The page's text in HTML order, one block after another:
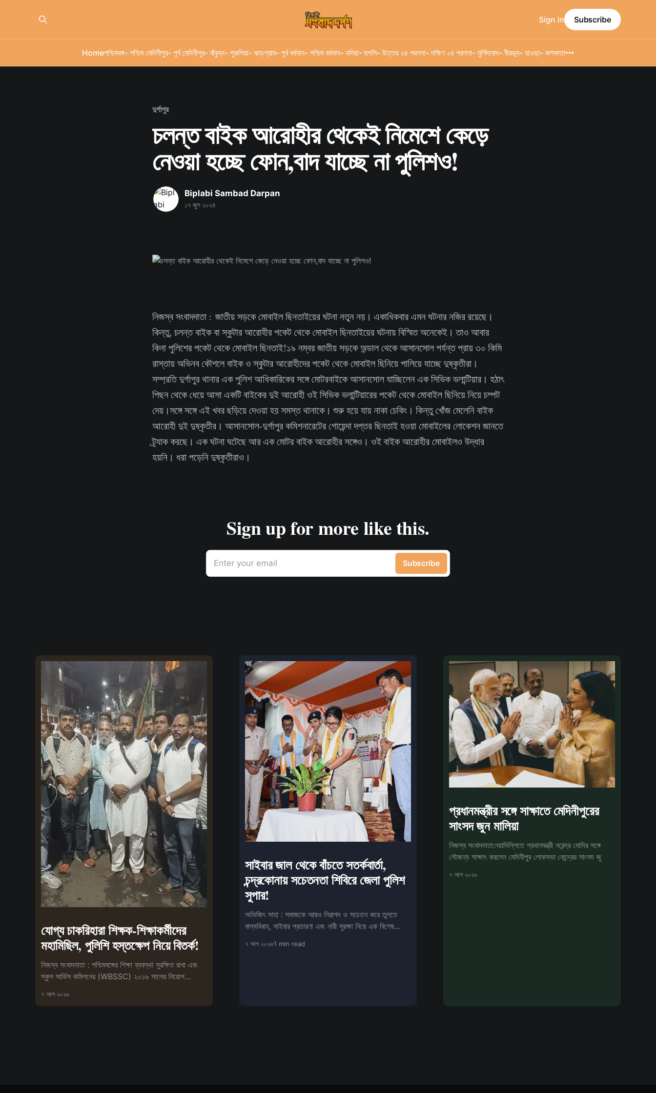
Homeপশ্চিমবঙ্গ- পশ্চিম মেদিনীপুর- পূর্ব মেদিনীপুর- বাঁকুড়া- পুরুলিয়া- ঝাড়গ্রাম- পূর্ব বর্ধমান- পশ্চিম বর্ধমান- নদিয়া- হুগলি- উত্তর ২৪ পরগনা- দক্ষিণ ২৪ পরগনা- মুর্শিদাবাদ- বীরভূম- হাওড়া- কলকাতা
Sign in Subscribe
দুর্গাপুর
চলন্ত বাইক আরোহীর থেকেই নিমেশে কেড়ে
নেওয়া হচ্ছে ফোন,বাদ যাচ্ছে না পুলিশও!
Biplabi Sambad Darpan
১৭ জুল ২০২৪
নিজস্ব সংবাদদাতা : জাতীয় সড়কে মোবাইল ছিনতাইয়ের ঘটনা নতুন নয়। একাধিকবার এমন ঘটনার নজির রয়েছে।
কিন্তু, চলন্ত বাইক বা স্কুটার আরোহীর পকেট থেকে মোবাইল ছিনতাইয়ের ঘটনায় বিস্মিত অনেকেই। তাও আবার
কিনা পুলিশের পকেট থেকে মোবাইল ছিনতাই!১৯ নম্বর জাতীয় সড়কে অন্ডাল থেকে আসানসোল পর্যন্ত প্রায় ৩০ কিমি
রাস্তায় অভিনব কৌশলে বাইক ও স্কুটার আরোহীদের পকেট থেকে মোবাইল ছিনিয়ে পালিয়ে যাচ্ছে দুষ্কৃতীরা।
সম্প্রতি দুর্গাপুর থানার এক পুলিশ আধিকারিকের সঙ্গে মোটরবাইকে আসানসোল যাচ্ছিলেন এক সিভিক ভলান্টিয়ার। হঠাৎ
পিছন থেকে ধেয়ে আসা একটি বাইকের দুই আরোহী ওই সিভিক ভলান্টিয়ারের পকেট থেকে মোবাইল ছিনিয়ে নিয়ে চম্পট
দেয়।সঙ্গে সঙ্গে এই খবর ছড়িয়ে দেওয়া হয় সমস্ত থানাকে। শুরু হয়ে যায় নাকা চেকিং। কিন্তু খোঁজ মেলেনি বাইক
আরোহী দুই দুষ্কৃতীর। আসানসোল-দুর্গাপুর কমিশনারেটের গোয়েন্দা দপ্তর ছিনতাই হওয়া মোবাইলের লোকেশন জানতে
ট্র্যাক করছে। এক ঘটনা ঘটেছে আর এক মোটর বাইক আরোহীর সঙ্গেও। ওই বাইক আরোহীর মোবাইলও উদ্ধার
হয়নি। ধরা পড়েনি দুষ্কৃতীরাও।
Sign up for more like this.
Enter your email Subscribe
যোগ্য চাকরিহারা শিক্ষক-শিক্ষাকর্মীদের
মহামিছিল, পুলিশি হস্তক্ষেপ নিয়ে বিতর্ক!
নিজস্ব সংবাদদাতা : পশ্চিমবঙ্গের শিক্ষা ব্যবস্থা সুরক্ষিত রাখা এবং
স্কুল সার্ভিস কমিশনের (WBSSC) ২০১৬ সালের নিয়োগ
৭ আগ ২০২৬
সাইবার জাল থেকে বাঁচতে সতর্কবার্তা,
চন্দ্রকোনায় সচেতনতা শিবিরে জেলা পুলিশ
সুপার!
অভিজিৎ সাহা : সমাজকে আরও নিরাপদ ও সচেতন করে তুলতে
বাল্যবিবাহ, সাইবার প্রতারণা এবং নারী সুরক্ষা নিয়ে এক বিশেষ
৭ আগ ২০২৬1 min read
প্রধানমন্ত্রীর সঙ্গে সাক্ষাতে মেদিনীপুরের
সাংসদ জুন মালিয়া
নিজস্ব সংবাদদাতা:নয়াদিল্লিতে প্রধানমন্ত্রী নরেন্দ্র মোদির সঙ্গে
সৌজন্য সাক্ষাৎ করলেন মেদিনীপুর লোকসভা কেন্দ্রের সাংসদ জু
৭ আগ ২০২৬